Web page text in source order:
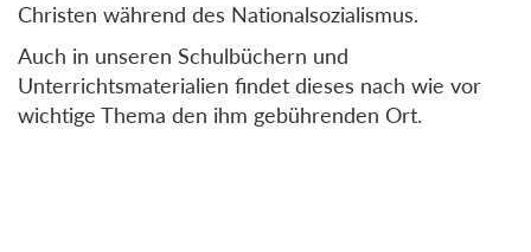
Christen während des Nationalsozialismus.
Auch in unseren Schulbüchern und
Unterrichtsmaterialien findet dieses nach wie vor
wichtige Thema den ihm gebührenden Ort.